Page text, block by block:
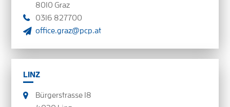
8010 Graz
0316 827700
office.graz@pcp.at
LINZ
Bürgerstrasse 18